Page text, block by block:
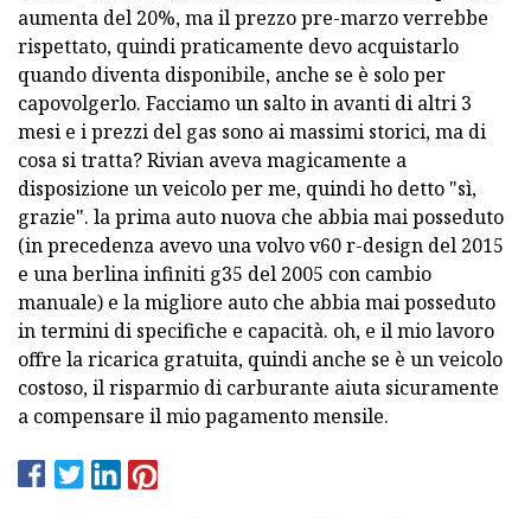
aumenta del 20%, ma il prezzo pre-marzo verrebbe
rispettato, quindi praticamente devo acquistarlo
quando diventa disponibile, anche se è solo per
capovolgerlo. Facciamo un salto in avanti di altri 3
mesi e i prezzi del gas sono ai massimi storici, ma di
cosa si tratta? Rivian aveva magicamente a
disposizione un veicolo per me, quindi ho detto "sì,
grazie". la prima auto nuova che abbia mai posseduto
(in precedenza avevo una volvo v60 r-design del 2015
e una berlina infiniti g35 del 2005 con cambio
manuale) e la migliore auto che abbia mai posseduto
in termini di specifiche e capacità. oh, e il mio lavoro
offre la ricarica gratuita, quindi anche se è un veicolo
costoso, il risparmio di carburante aiuta sicuramente
a compensare il mio pagamento mensile.